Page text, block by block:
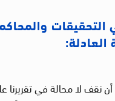
نقف لا محالة في تقريرنا